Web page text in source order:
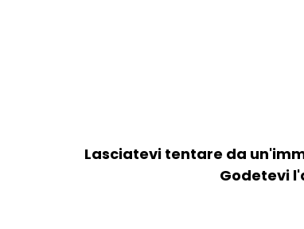
Lasciatevi tentare da
Godetevi